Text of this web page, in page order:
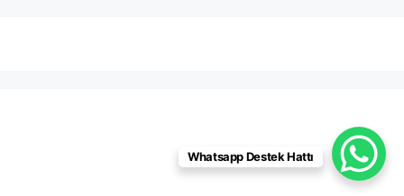
Whatsapp Destek Hattı